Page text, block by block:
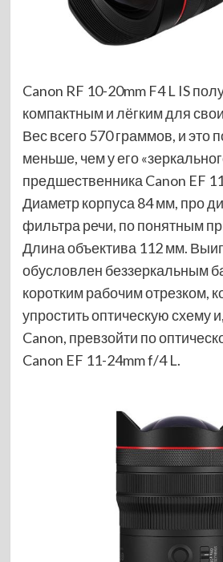
Canon RF 10-20mm F4 L IS
компактным и лёгким для
Вес всего 570 граммов, и это
меньше, чем у его
предшественника Canon EF
Диаметр корпуса 84 мм, про
фильтра речи, по понятным
Длина объектива 112 мм.
обусловлен беззеркальным
коротким рабочим отрезком,
упростить оптическую схему
Canon, превзойти по
Canon EF 11-24mm f/4 L.